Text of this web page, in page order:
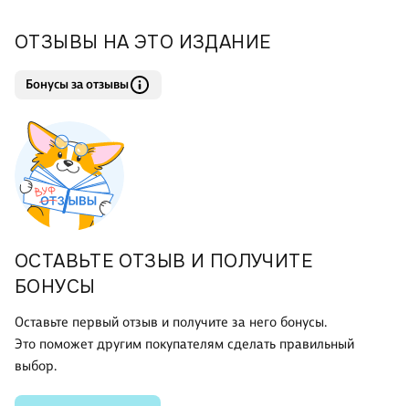
ОТЗЫВЫ НА ЭТО ИЗДАНИЕ
Бонусы за отзывы
ОСТАВЬТЕ ОТЗЫВ И ПОЛУЧИТЕ
БОНУСЫ
Оставьте первый отзыв и получите за него бонусы.
Это поможет другим покупателям сделать правильный
выбор.